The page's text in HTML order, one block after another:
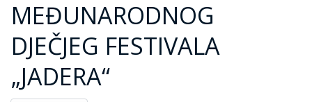
MEĐUNARODNOG
DJEČJEG FESTIVALA
„JADERA“